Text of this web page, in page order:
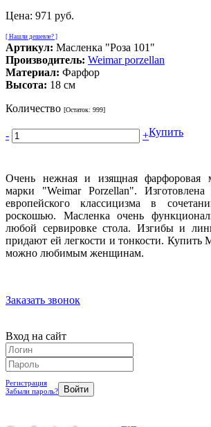
Цена: 971 руб.
[ Нашли дешевле? ]
Артикул: Масленка "Роза 101"
Производитель: Weimar porzellan
Материал: Фарфор
Высота: 18 см
Количество [Остаток: 999]
- +Купить
Очень нежная и изящная фарфоровая
марки "Weimar Porzellan".
европейского классицизма в
роскошью. Масленка очень
любой сервировке стола. Изгибы и
придают ей легкости и тонкости. Купить
можно любимым женщинам.
Заказать звонок
Вход на сайт
Регистрация
Забыли пароль?